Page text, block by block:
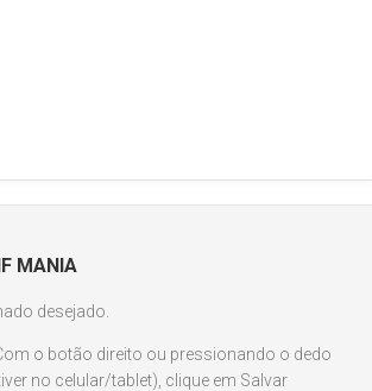
MANIA
desejado.
o botão direito ou pressionando o dedo
no celular/tablet), clique em Salvar